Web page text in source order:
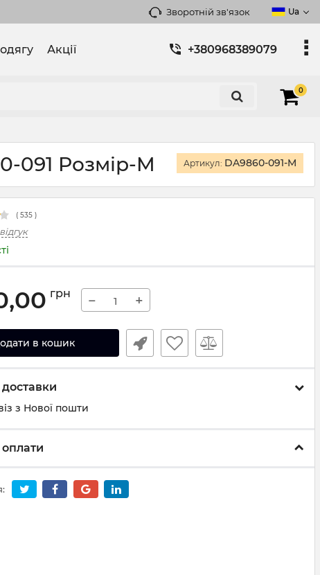
Зворотній зв'язок Ua
Акції +380968389079
0
091 Розмір-M Артикул: DA9860-091-M
( 535 )
грн − +
в кошик
з Нової пошти